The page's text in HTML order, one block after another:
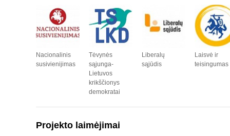
Nacionalinis
susivienijimas
Tėvynės
sąjunga-
Lietuvos
krikščionys
demokratai
Liberalų
sąjūdis
Laisvė ir
teisingumas
Projekto laimėjimai